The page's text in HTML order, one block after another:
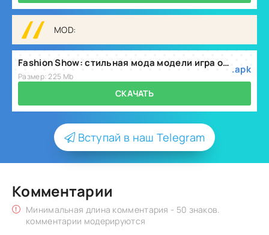
MOD:
Fashion Show: стильная мода модели игра одевалки (Мод, Много денег) v3.5.7
Размер: 225 Mb
.apk
СКАЧАТЬ
Вступай в наш Telegram
Комментарии
Минимальная длина комментария - 50 знаков.
комментарии модерируются